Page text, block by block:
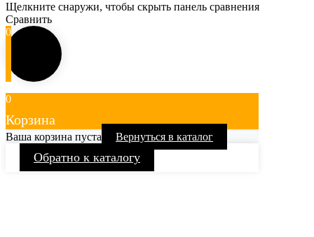
Щелкните снаружи, чтобы скрыть панель сравнения
Сравнить
0
0
Корзина
Ваша корзина пуста Вернуться в каталог
Обратно к каталогу